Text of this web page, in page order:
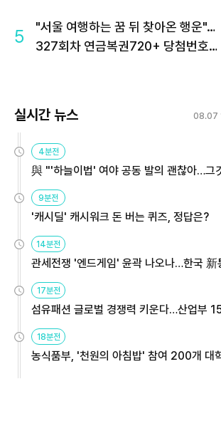
5
"서울 여행하는 꿈 뒤 찾아온 행운"…
327회차 연금복권720+ 당첨번호조
실시간 뉴스 08.07
4분전
與 "'하늘이법' 여야 공동 발의 괜찮아…그
9분전
'캐시딜' 캐시워크 돈 버는 퀴즈, 정답은?
14분전
관세전쟁 '엔드게임' 윤곽 나오나…한국 新
용해야
17분전
섬유패션 글로벌 경쟁력 키운다…산업부
원
18분전
농식품부, '천원의 아침밥' 참여 200개 대